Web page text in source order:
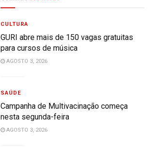
CULTURA
GURI abre mais de 150 vagas gratuitas
para cursos de música
AGOSTO 3, 2026
SAÚDE
Campanha de Multivacinação começa
nesta segunda-feira
AGOSTO 3, 2026